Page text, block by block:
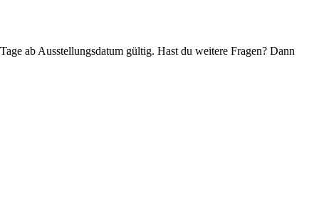
ab Ausstellungsdatum gültig. Hast du weitere Fragen? Dann